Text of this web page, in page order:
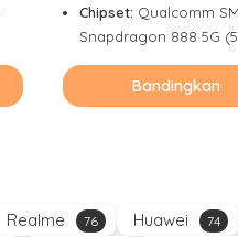
Chipset: Qualcomm
Snapdragon 888 5G
Bandingkan
Realme 76 Huawei 74